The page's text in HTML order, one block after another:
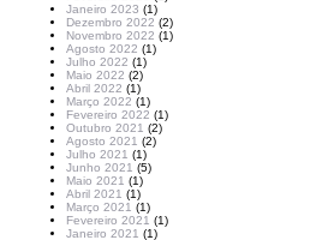
Janeiro 2023 (1)
Dezembro 2022 (2)
Novembro 2022 (1)
Agosto 2022 (1)
Julho 2022 (1)
Maio 2022 (2)
Abril 2022 (1)
Março 2022 (1)
Fevereiro 2022 (1)
Outubro 2021 (2)
Agosto 2021 (2)
Julho 2021 (1)
Junho 2021 (5)
Maio 2021 (1)
Abril 2021 (1)
Março 2021 (1)
Fevereiro 2021 (1)
Janeiro 2021 (1)